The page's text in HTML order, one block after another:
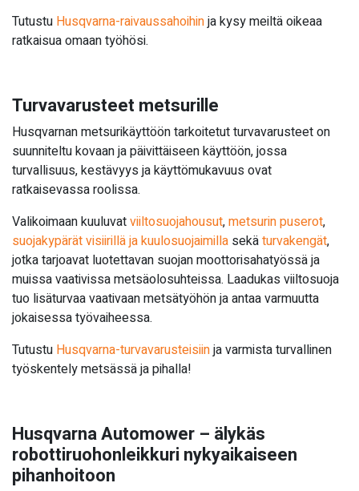
Tutustu Husqvarna-raivaussahoihinja kysy meiltä oikeaa
ratkaisua omaan työhösi.
Turvavarusteet metsurille
Husqvarnan metsurikäyttöön tarkoitetut turvavarusteet on
suunniteltu kovaan ja päivittäiseen käyttöön, jossa
turvallisuus, kestävyys ja käyttömukavuus ovat
ratkaisevassa roolissa.
Valikoimaan kuuluvatviiltosuojahousut,metsurin puserot,
suojakypärät visiirillä ja kuulosuojaimilla sekäturvakengät,
jotka tarjoavat luotettavan suojan moottorisahatyössä ja
muissa vaativissa metsäolosuhteissa. Laadukas viiltosuoja
tuo lisäturvaa vaativaan metsätyöhön ja antaa varmuutta
jokaisessa työvaiheessa.
Tutustu Husqvarna-turvavarusteisiinja varmista turvallinen
työskentely metsässä ja pihalla!
Husqvarna Automower – älykäs
robottiruohonleikkuri nykyaikaiseen
pihanhoitoon